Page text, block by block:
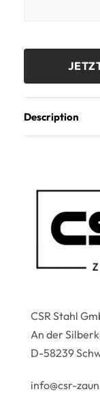
Description
CSR Stahl
An der
D-58239
info@csr-